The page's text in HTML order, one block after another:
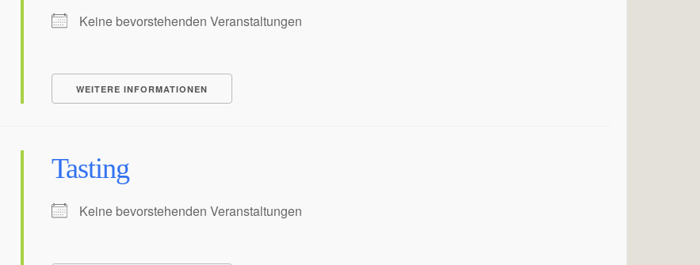
Keine bevorstehenden Veranstaltungen
WEITERE INFORMATIONEN
Tasting
Keine bevorstehenden Veranstaltungen